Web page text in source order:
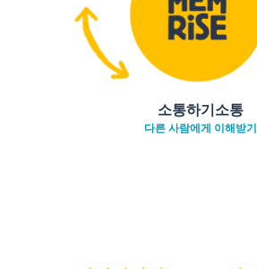
소통하기소통
다른 사람에게 이해받기